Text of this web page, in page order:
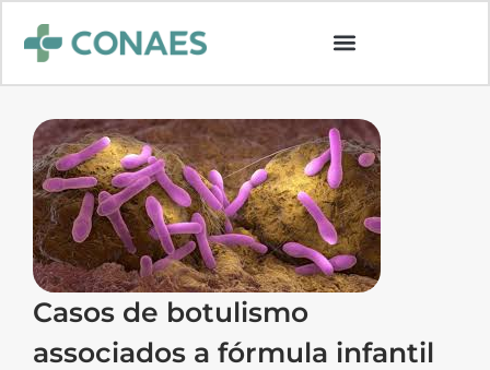
Casos de botulismo
associados a fórmula infantil